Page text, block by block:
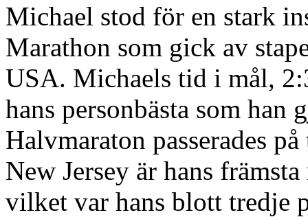
Michael stod för en stark
Marathon som gick av
USA. Michaels tid i mål,
hans personbästa som
Halvmaraton passerades
New Jersey är hans
vilket var hans blott tredje